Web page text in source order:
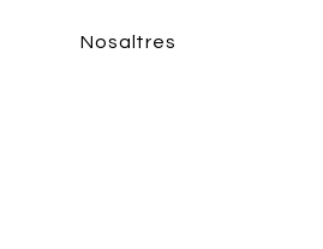
Nosaltres